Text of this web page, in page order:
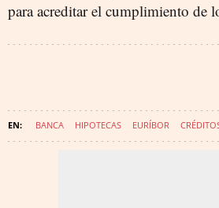
para acreditar el cumplimiento de
BANCA HIPOTECAS EURÍBOR